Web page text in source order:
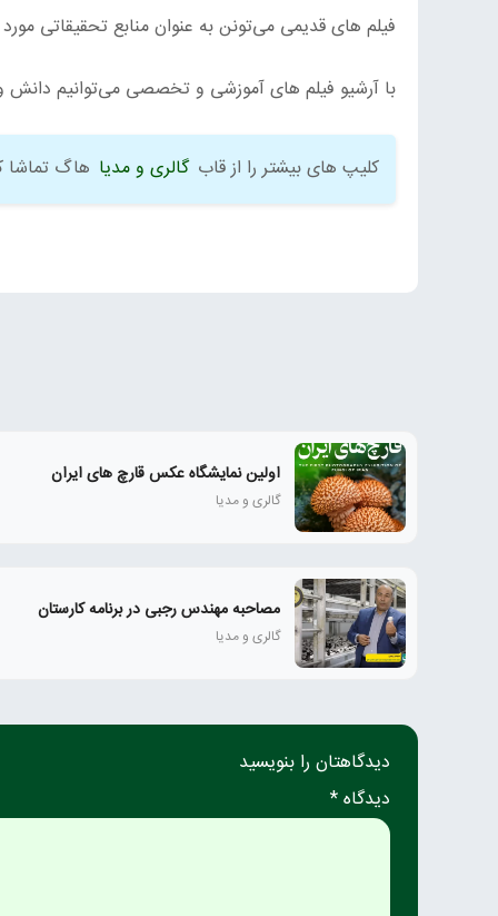
فیلم های قدیمی می‌تونن به عنوان منابع تحقیقاتی مورد
با آرشیو فیلم های آموزشی و تخصصی می‌توانیم دانش
کلیپ های بیشتر را از قاب گالری و مدیا هاگ تماشا
اولین نمایشگاه عکس قارچ های ایران
گالری و مدیا
مصاحبه مهندس رجبی در برنامه کارستان
گالری و مدیا
دیدگاهتان را بنویسید
دیدگاه *